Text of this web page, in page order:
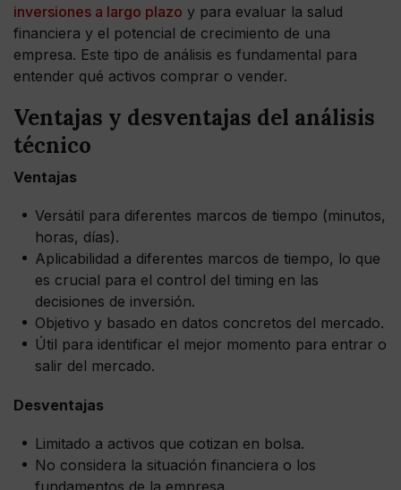
inversiones a largo plazo y para evaluar la salud
financiera y el potencial de crecimiento de una
empresa. Este tipo de análisis es fundamental para
entender qué activos comprar o vender.
Ventajas y desventajas del análisis
técnico
Ventajas
Versátil para diferentes marcos de tiempo (minutos,
horas, días).
Aplicabilidad a diferentes marcos de tiempo, lo que
es crucial para el control del timing en las
decisiones de inversión.
Objetivo y basado en datos concretos del mercado.
Útil para identificar el mejor momento para entrar o
salir del mercado.
Desventajas
Limitado a activos que cotizan en bolsa.
No considera la situación financiera o los